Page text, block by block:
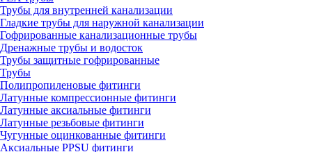
Трубы для внутренней канализации
Гладкие трубы для наружной канализации
Гофрированные канализационные трубы
Дренажные трубы и водосток
Трубы защитные гофрированные
Трубы
Полипропиленовые фитинги
Латунные компрессионные фитинги
Латунные аксиальные фитинги
Латунные резьбовые фитинги
Чугунные оцинкованные фитинги
Аксиальные PPSU фитинги